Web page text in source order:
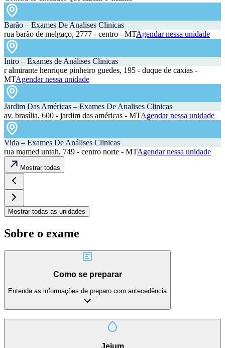
Barão – Exames De Analises Clinicas
rua barão de melgaço, 2777 - centro - MTAgendar nessa unidade
Intro – Exames de Análises Clinicas
r almirante henrique pinheiro guedes, 195 - duque de caxias -
MTAgendar nessa unidade
Jardim Das Américas – Exames De Analises Clinicas
av. brasília, 600 - jardim das américas - MTAgendar nessa unidade
Vida – Exames De Análises Clinicas
rua mamed untah, 749 - centro norte - MTAgendar nessa unidade
Mostrar todas
Mostrar todas as unidades
Sobre o exame
Como se preparar
Entenda as informações de preparo com antecedência
Jejum